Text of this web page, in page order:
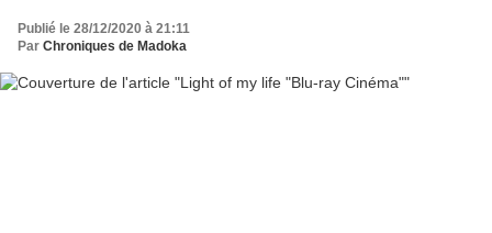
Publié le 28/12/2020 à 21:11
Par Chroniques de Madoka